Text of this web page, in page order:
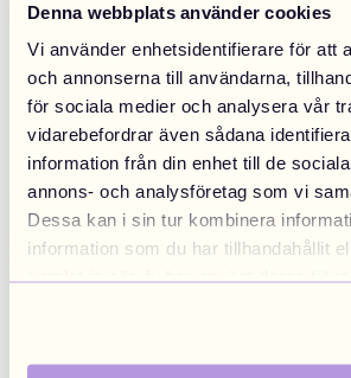
Denna webbplats använder cookies
Vi använder enhetsidentifierare för att
och annonserna till användarna,
för sociala medier och analysera vår
vidarebefordrar även sådana
information från din enhet till de
annons- och analysföretag som vi
Dessa kan i sin tur kombinera
information som du har tillhandahållit
samlat in när du har använt deras
Application error: a client-side exception
browser console for more